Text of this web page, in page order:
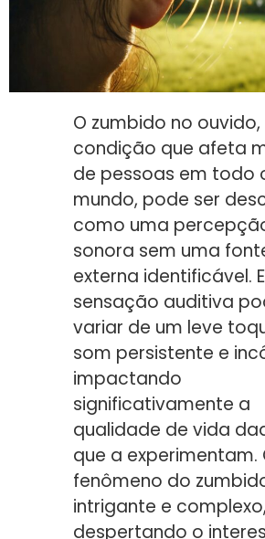
O zumbido no
condição que afeta
de pessoas em todo
mundo, pode ser
como uma
sonora sem uma
externa identificável.
sensação auditiva
variar de um leve
som persistente e
impactando
significativamente a
qualidade de vida
que a experimentam.
fenômeno do
intrigante e complexo,
despertando o